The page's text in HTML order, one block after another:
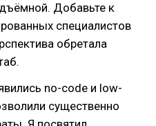
Добавьте к
специалистов
обретала
no-code и low-
существенно